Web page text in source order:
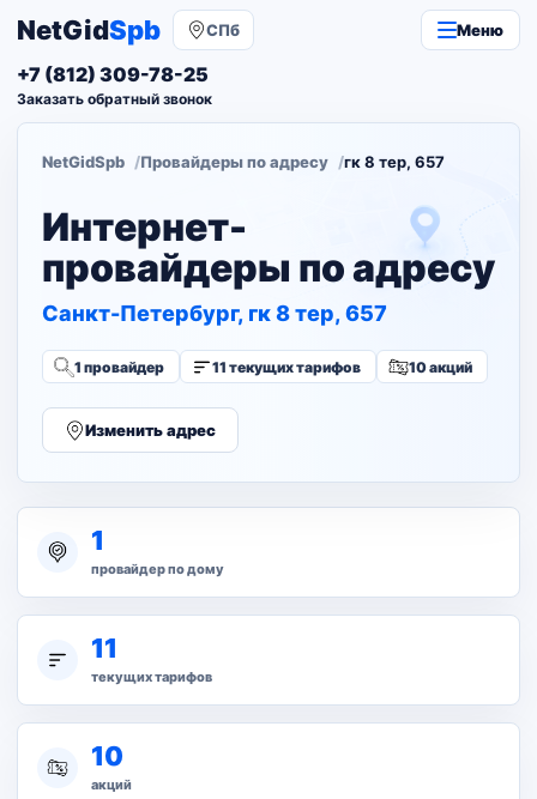
NetGidSpb СПб Меню
+7 (812) 309-78-25
Заказать обратный звонок
NetGidSpb Провайдеры по адресу гк 8 тер, 657
Интернет-
провайдеры по адресу
Санкт-Петербург, гк 8 тер, 657
1 провайдер 11 текущих тарифов 10 акций
Изменить адрес
1
провайдер по дому
11
текущих тарифов
10
акций